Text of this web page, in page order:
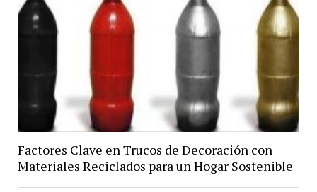
Factores Clave en Trucos de Decoración con
Materiales Reciclados para un Hogar Sostenible